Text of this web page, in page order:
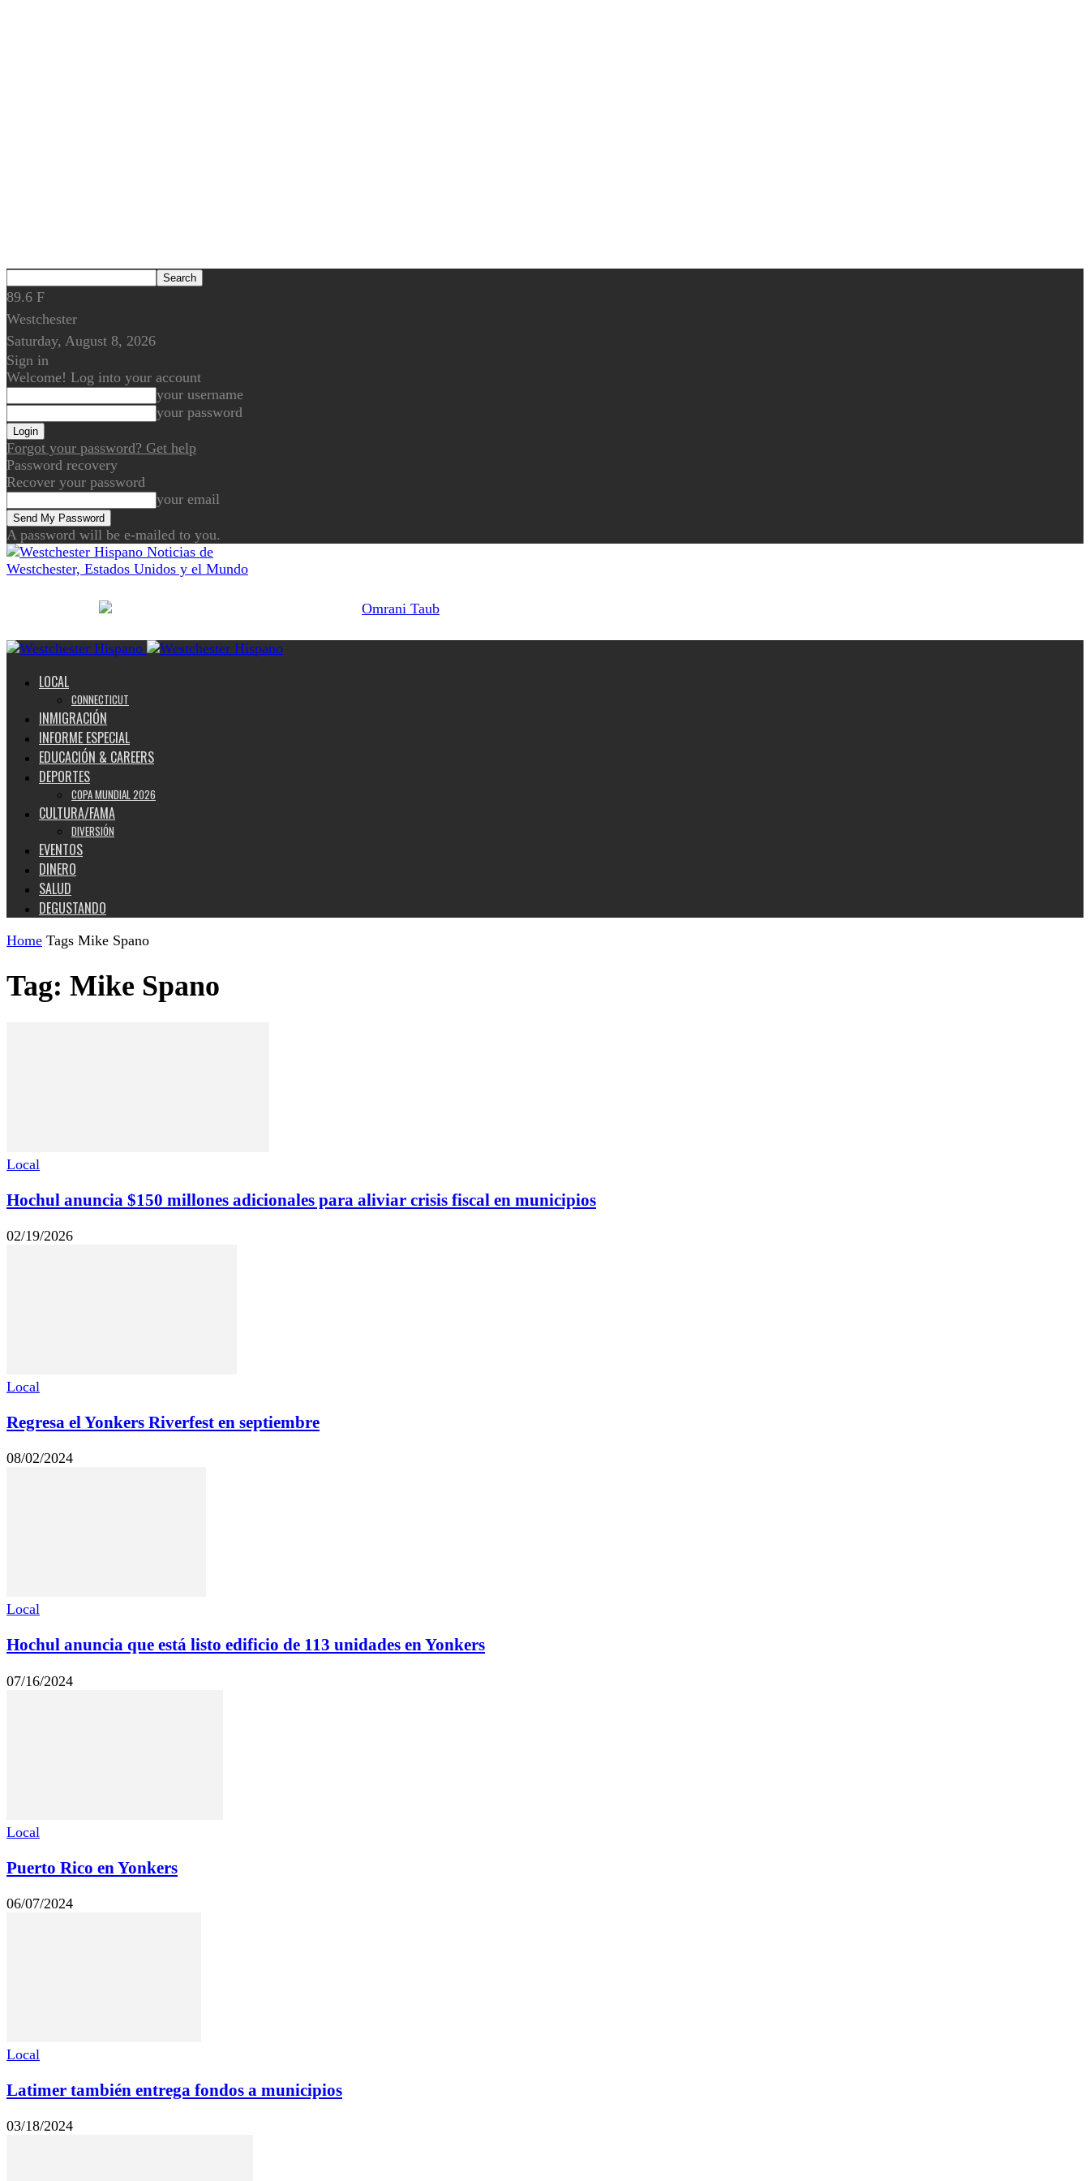
89.6 F
Westchester
Saturday, August 8, 2026
Sign in
Welcome! Log into your account
your username
your password
Forgot your password? Get help
Password recovery
Recover your password
your email
A password will be e-mailed to you.
Noticias de
Westchester, Estados Unidos y el Mundo
LOCAL
CONNECTICUT
INMIGRACIÓN
INFORME ESPECIAL
EDUCACIÓN & CAREERS
DEPORTES
COPA MUNDIAL 2026
CULTURA/FAMA
DIVERSIÓN
EVENTOS
DINERO
SALUD
DEGUSTANDO
Home Tags Mike Spano
Tag: Mike Spano
Local
Hochul anuncia $150 millones adicionales para aliviar crisis fiscal en municipios
02/19/2026
Local
Regresa el Yonkers Riverfest en septiembre
08/02/2024
Local
Hochul anuncia que está listo edificio de 113 unidades en Yonkers
07/16/2024
Local
Puerto Rico en Yonkers
06/07/2024
Local
Latimer también entrega fondos a municipios
03/18/2024